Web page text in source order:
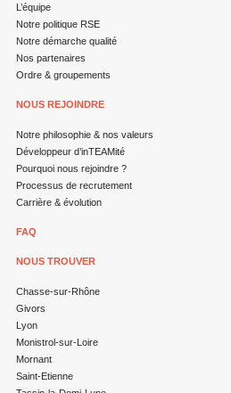
L’équipe
Notre politique RSE
Notre démarche qualité
Nos partenaires
Ordre & groupements
NOUS REJOINDRE
Notre philosophie & nos valeurs
Développeur d’inTEAMité
Pourquoi nous rejoindre ?
Processus de recrutement
Carrière & évolution
FAQ
NOUS TROUVER
Chasse-sur-Rhône
Givors
Lyon
Monistrol-sur-Loire
Mornant
Saint-Etienne